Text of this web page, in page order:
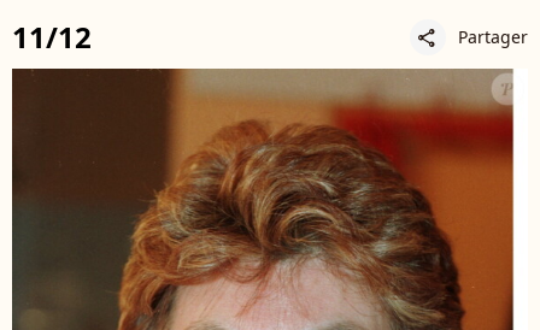
11/12 share Partager